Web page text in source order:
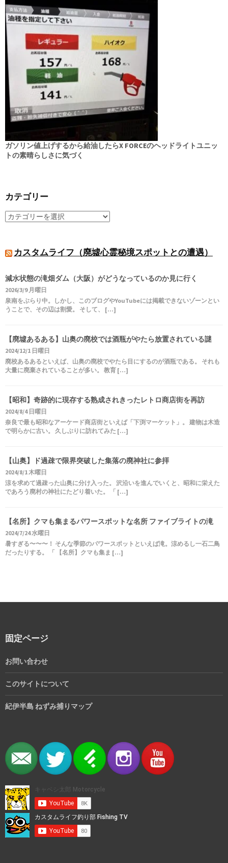
ガソリン値上げするから給油したらX FORCEのヘッドライトユニッ
トの素晴らしさに気づく
カテゴリー
カスタムライフ（廃墟心霊秘境スポットとの遭遇）
減水状態の滝畑ダム（大阪）がどうなっているのか見に行く
2026/3/9 月曜日
泉南をぶらり中。しかし、このブログやYouTubeには掲載できないゾーンとい
うことで、その辺は割愛。 そして、 […]
【廃墟あるある】山奥の廃校では酒瓶がやたら放置されている謎
2024/12/1 日曜日
廃校あるあるといえば、山奥の廃校でやたら目にするのが酒瓶である。 それも
大量に廃棄されていることが多い。 教育 […]
【昭和】奇跡的に現存する熟成されきったレトロ商店街を再訪
2024/8/4 日曜日
奈良で最も昭和なアーケード商店街といえば「下渕マーケット」。 建物は木造
で明らかに古い。 久しぶりに訪れてみた […]
【山奥】ド過疎で限界突破した集落の廃神社に参拝
2024/8/1 木曜日
涼を求めて過疎った山奥に分け入った。 沢沿いを進んでいくと、昭和に栄えた
であろう廃村の神社にたどり着いた。 「 […]
【名所】クマも集まるパワースポットな名所 ファイブライトの滝
2024/7/24 水曜日
暑すぎる〜〜〜！ そんな季節のパワースポットといえば滝。涼めるし一石二鳥
だったりする。 「 【名所】クマも集ま […]
固定ページ
お問い合わせ
このサイトについて
紀伊半島 ねずみ捕りマップ